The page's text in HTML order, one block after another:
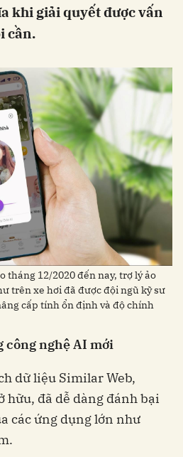
khi giải quyết được vấn
cần.
tháng 12/2020 đến nay, trợ lý ảo
trên xe hơi đã được đội ngũ kỹ sư
cấp tính ổn định và độ chính
công nghệ AI mới
dữ liệu Similar Web,
hữu, đã dễ dàng đánh bại
các ứng dụng lớn như